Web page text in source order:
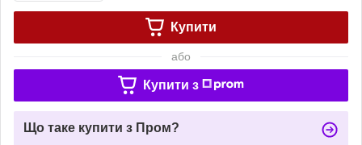
Купити
або
Купити з
Що таке купити з Пром?